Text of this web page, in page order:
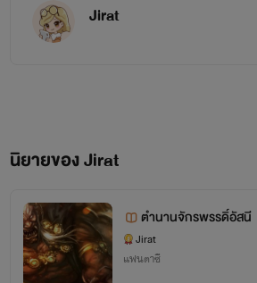
ขั้นสูงสุด
วิชาวิญญาณมี 6 ระดับ ระดับละ 5 ขั้น
ระดับทั่วไป = ขั้นพื้นฐาน , ขั้นต่ำ ,
สูงสุด
Jirat
นิยายของ Jirat
ตำนานจักรพรรดิ์อัสนี
Jirat
แฟนตาซี